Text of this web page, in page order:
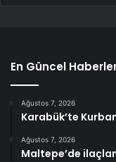
En Güncel
Ağustos 7, 2026
Karabük’te
Ağustos 7, 2026
Maltepe’de